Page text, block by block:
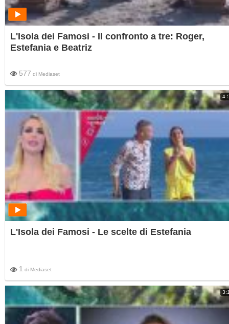
L'Isola dei Famosi - Il confronto a tre: Roger,
Estefania e Beatriz
577 di Mediaset
L'Isola dei Famosi - Le scelte di Estefania
1 di Mediaset